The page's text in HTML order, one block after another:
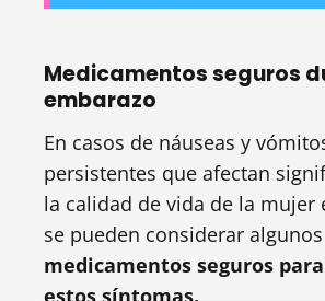
Medicamentos seguros
embarazo
En casos de náuseas y
persistentes que afectan
la calidad de vida de la mujer
se pueden considerar algunos
medicamentos seguros
estos síntomas.